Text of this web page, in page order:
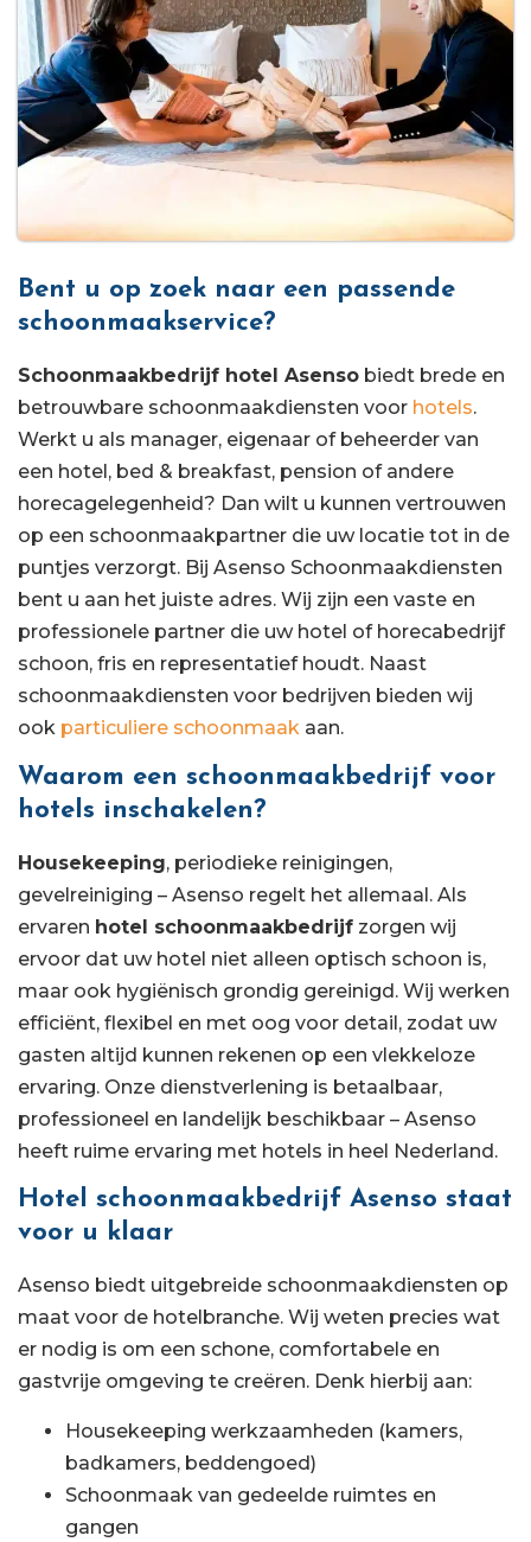
Bent u op zoek naar een passende
schoonmaakservice?
Schoonmaakbedrijf hotel Asenso biedt brede en
betrouwbare schoonmaakdiensten voor hotels.
Werkt u als manager, eigenaar of beheerder van
een hotel, bed & breakfast, pension of andere
horecagelegenheid? Dan wilt u kunnen vertrouwen
op een schoonmaakpartner die uw locatie tot in de
puntjes verzorgt. Bij Asenso Schoonmaakdiensten
bent u aan het juiste adres. Wij zijn een vaste en
professionele partner die uw hotel of horecabedrijf
schoon, fris en representatief houdt. Naast
schoonmaakdiensten voor bedrijven bieden wij
ook particuliere schoonmaak aan.
Waarom een schoonmaakbedrijf voor
hotels inschakelen?
Housekeeping, periodieke reinigingen,
gevelreiniging – Asenso regelt het allemaal. Als
ervaren hotel schoonmaakbedrijf zorgen wij
ervoor dat uw hotel niet alleen optisch schoon is,
maar ook hygiënisch grondig gereinigd. Wij werken
efficiënt, flexibel en met oog voor detail, zodat uw
gasten altijd kunnen rekenen op een vlekkeloze
ervaring. Onze dienstverlening is betaalbaar,
professioneel en landelijk beschikbaar – Asenso
heeft ruime ervaring met hotels in heel Nederland.
Hotel schoonmaakbedrijf Asenso staat
voor u klaar
Asenso biedt uitgebreide schoonmaakdiensten op
maat voor de hotelbranche. Wij weten precies wat
er nodig is om een schone, comfortabele en
gastvrije omgeving te creëren. Denk hierbij aan:
Housekeeping werkzaamheden (kamers,
badkamers, beddengoed)
Schoonmaak van gedeelde ruimtes en
gangen